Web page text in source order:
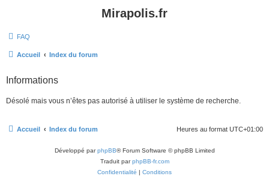
Mirapolis.fr
FAQ
Accueil Index du forum
Informations
Désolé mais vous n’êtes pas autorisé à utiliser le système de recherche.
Accueil Index du forum Heures au format UTC+01:00
Développé parphpBB® Forum Software © phpBB Limited
Traduit parphpBB-fr.com
Confidentialité | Conditions